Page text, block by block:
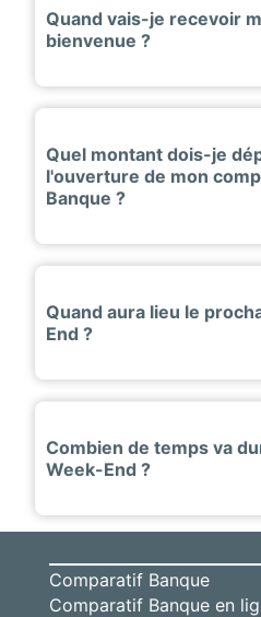
Quand vais-je recevoir
bienvenue ?
Quel montant dois-je
l'ouverture de mon
Banque ?
Quand aura lieu le
End ?
Combien de temps va
Week-End ?
Comparatif Banque
Comparatif Banque en